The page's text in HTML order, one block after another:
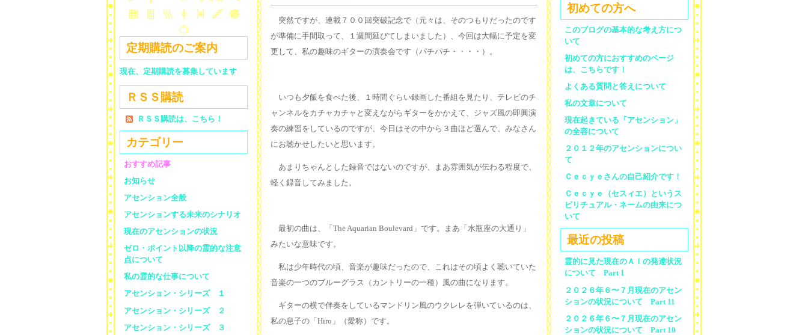
突然ですが、連載７００回突破記念で（元々は、そのつもりだったのです
が準備に手間取って、１週間延びてしまいました）、今回は大幅に予定を変
更して、私の趣味のギターの演奏会です（パチパチ・・・・）。
いつも夕飯を食べた後、１時間ぐらい録画した番組を見たり、テレビのチ
ャンネルをカチャカチャと変えながらギターをかかえて、ジャズ風の即興演
奏の練習をしているのですが、今日はその中から３曲ほど選んで、みなさん
にお聴かせしたいと思います。
あまりちゃんとした録音ではないのですが、まあ雰囲気が伝わる程度で、
軽く録音してみました。
最初の曲は、「The Aquarian Boulevard」です。まあ「水瓶座の大通り」
みたいな意味です。
私は少年時代の頃、音楽が趣味だったので、これはその頃よく聴いていた
音楽の一つのブルーグラス（カントリーの一種）風の曲になります。
ギターの横で伴奏をしているマンドリン風のウクレレを弾いているのは、
私の息子の「Hiro」（愛称）です。
初めての方へ
このブログの基本的な考え方につ
いて
初めての方におすすめのページ
は、こちらです！
よくある質問と答えについて
私の文章について
現在起きている「アセンション」
の全容について
２０１２年のアセンションについ
て
Ｃｅｃｙｅさんの自己紹介です！
Ｃｅｃｙｅ（セスィエ）というス
ピリチュアル・ネームの由来につ
いて
最近の投稿
霊的に見た現在のＡＩの発達状況
について Part 1
２０２６年６〜７月現在のアセン
ションの状況について Part 11
２０２６年６〜７月現在のアセン
ションの状況について Part 10
定期購読のご案内
現在、定期購読を募集しています
ＲＳＳ購読
ＲＳＳ購読は、こちら！
カテゴリー
おすすめ記事
お知らせ
アセンション全般
アセンションする未来のシナリオ
現在のアセンションの状況
ゼロ・ポイント以降の霊的な注意
点について
私の霊的な仕事について
アセンション・シリーズ １
アセンション・シリーズ ２
アセンション・シリーズ ３